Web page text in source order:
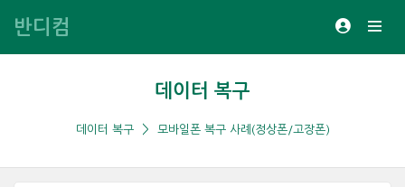
반디컴
데이터 복구
데이터 복구 모바일폰 복구 사례(정상폰/고장폰)